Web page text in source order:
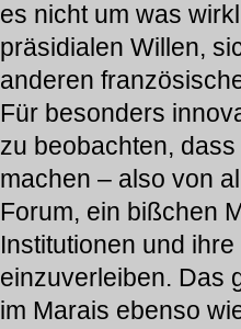
es nicht um was
präsidialen Willen,
anderen
Für besonders
zu beobachten,
machen – also von
Forum, ein bißchen
Institutionen und
einzuverleiben. Das
im Marais ebenso